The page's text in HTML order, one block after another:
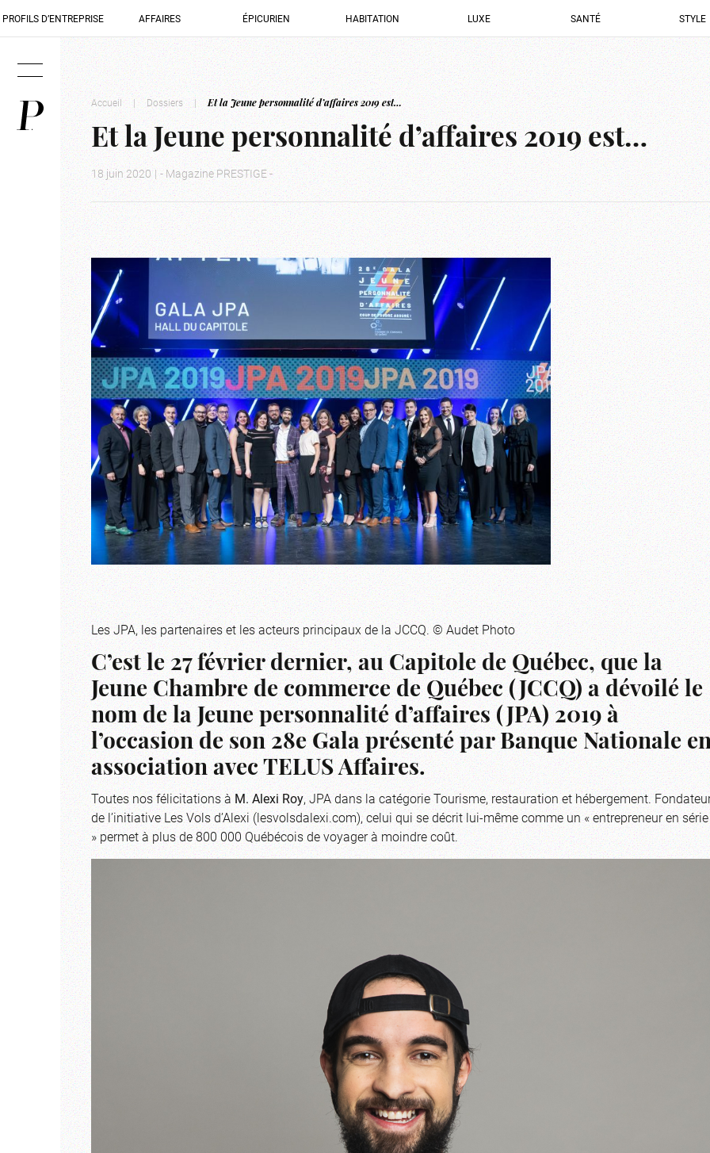
PROFILS D’ENTREPRISE AFFAIRES ÉPICURIEN HABITATION LUXE SANTÉ STYLE
Accueil | Dossiers | Et la Jeune personnalité d’affaires 2019 est…
Et la Jeune personnalité d’affaires 2019 est…
18 juin 2020 | - Magazine PRESTIGE -
Les JPA, les partenaires et les acteurs principaux de la JCCQ. © Audet Photo
C’est le 27 février dernier, au Capitole de Québec, que la
Jeune Chambre de commerce de Québec (JCCQ) a dévoilé le
nom de la Jeune personnalité d’affaires (JPA) 2019 à
l’occasion de son 28e Gala présenté par Banque Nationale
association avec TELUS Affaires.
Toutes nos félicitations àM. Alexi Roy, JPA dans la catégorie Tourisme, restauration et hébergement.
de l’initiative Les Vols d’Alexi (lesvolsdalexi.com), celui qui se décrit lui-même comme un « entrepreneur en série
» permet à plus de 800 000 Québécois de voyager à moindre coût.